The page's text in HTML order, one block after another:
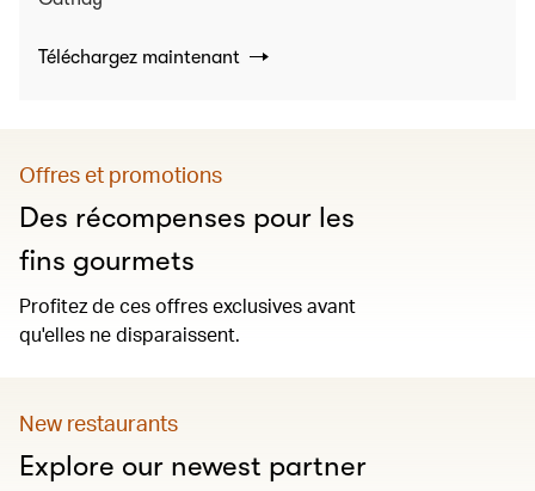
Téléchargez maintenant
Offres et promotions
Des récompenses pour les
fins gourmets
Profitez de ces offres exclusives avant
qu'elles ne disparaissent.
New restaurants
Explore our newest partner